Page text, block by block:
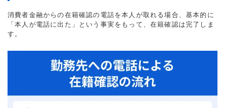
消費者金融からの在籍確認の電話を本人が取れる場合、基本的に
「本人が電話に出た」という事実をもって、在籍確認は完了しま
す。